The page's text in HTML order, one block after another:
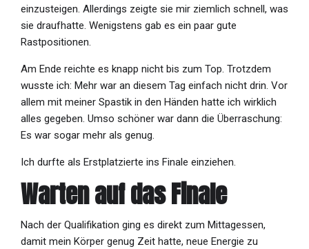
einzusteigen. Allerdings zeigte sie mir ziemlich schnell, was
sie draufhatte. Wenigstens gab es ein paar gute
Rastpositionen.
Am Ende reichte es knapp nicht bis zum Top. Trotzdem
wusste ich: Mehr war an diesem Tag einfach nicht drin. Vor
allem mit meiner Spastik in den Händen hatte ich wirklich
alles gegeben. Umso schöner war dann die Überraschung:
Es war sogar mehr als genug.
Ich durfte als Erstplatzierte ins Finale einziehen.
Warten auf das Finale
Nach der Qualifikation ging es direkt zum Mittagessen,
damit mein Körper genug Zeit hatte, neue Energie zu